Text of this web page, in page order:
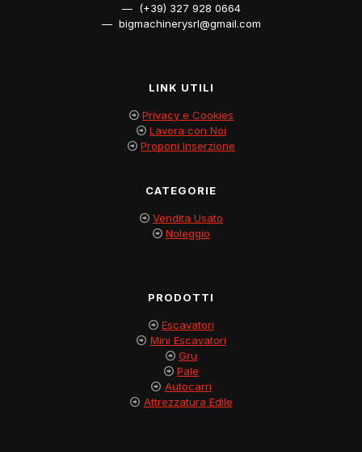
— (+39) 327 928 0664
— bigmachinerysrl@gmail.com
LINK UTILI
Privacy e Cookies
Lavora con Noi
Proponi Inserzione
CATEGORIE
Vendita Usato
Noleggio
PRODOTTI
Escavatori
Mini Escavatori
Gru
Pale
Autocarri
Attrezzatura Edile